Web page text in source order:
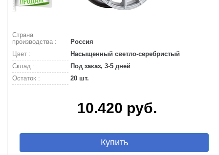
Страна
производства :
Россия
Цвет :
Насыщенный светло-серебристый
Склад :
Под заказ, 3-5 дней
Остаток :
20 шт.
10.420 руб.
Купить